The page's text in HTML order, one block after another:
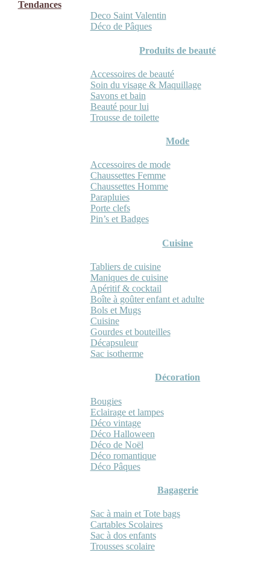
Tendances
Deco Saint Valentin
Déco de Pâques
Produits de beauté
Accessoires de beauté
Soin du visage & Maquillage
Savons et bain
Beauté pour lui
Trousse de toilette
Mode
Accessoires de mode
Chaussettes Femme
Chaussettes Homme
Parapluies
Porte clefs
Pin’s et Badges
Cuisine
Tabliers de cuisine
Maniques de cuisine
Apéritif & cocktail
Boîte à goûter enfant et adulte
Bols et Mugs
Cuisine
Gourdes et bouteilles
Décapsuleur
Sac isotherme
Décoration
Bougies
Eclairage et lampes
Déco vintage
Déco Halloween
Déco de Noël
Déco romantique
Déco Pâques
Bagagerie
Sac à main et Tote bags
Cartables Scolaires
Sac à dos enfants
Trousses scolaire